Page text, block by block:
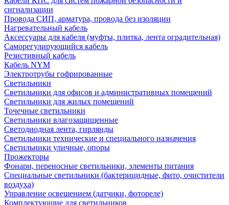
сигнализации
Провода СИП, арматура, провода без изоляции
Нагревательный кабель
Аксессуары для кабеля (муфты, плитка, лента оградительная)
Саморегулирующийся кабель
Резистивный кабель
Кабель NYM
Электротрубы гофрированные
Светильники
Светильники для офисов и административных помещений
Светильники для жилых помещений
Точечные светильники
Светильники влагозащищенные
Светодиодная лента, гирлянды
Светильники технические и специального назначения
Светильники уличные, опоры
Прожекторы
Фонари, переносные светильники, элементы питания
Специальные светильники (бактерицидные, фито, очистители
воздуха)
Управление освещением (датчики, фотореле)
Комплектующие для светильников